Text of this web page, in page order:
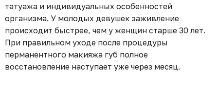
татуажа и индивидуальных особенностей
организма. У молодых девушек заживление
происходит быстрее, чем у женщин старше 30 лет.
При правильном уходе после процедуры
перманентного макияжа губ полное
восстановление наступает уже через месяц.